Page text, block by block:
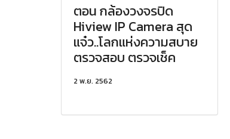
ตอน กล้องวงจรปิด
Hiview IP Camera สุด
แจ๋ว..โลกแห่งความสบาย
ตรวจสอบ ตรวจเช็ค
2 พ.ย. 2562